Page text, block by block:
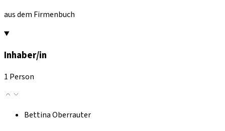
aus dem Firmenbuch
Inhaber/in
1 Person
Bettina Oberrauter